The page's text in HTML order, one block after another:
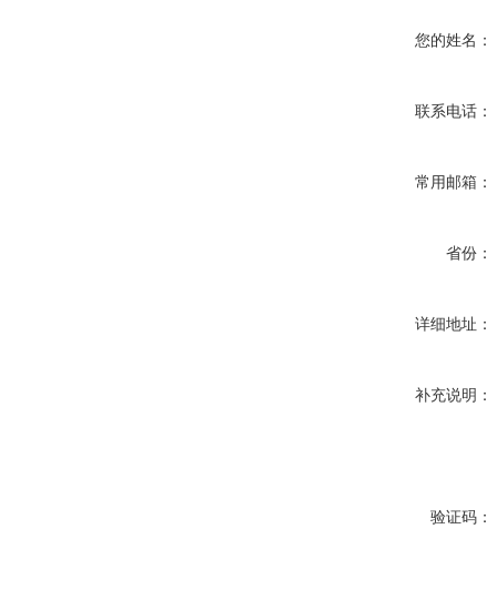
您的姓名：
联系电话：
常用邮箱：
省份：
详细地址：
补充说明：
验证码：